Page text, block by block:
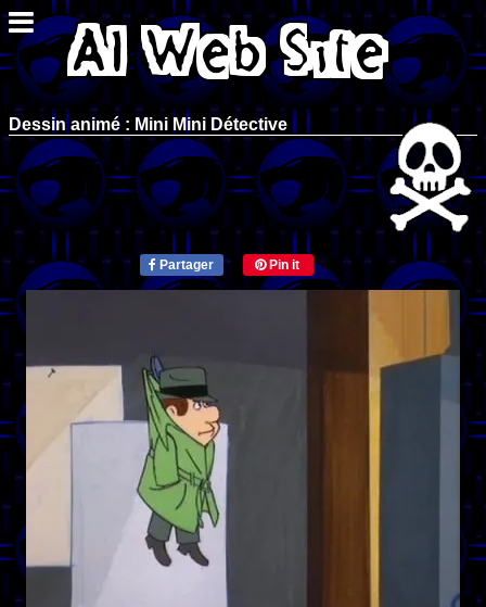
Dessin animé : Mini Mini Détective
Partager Pin it